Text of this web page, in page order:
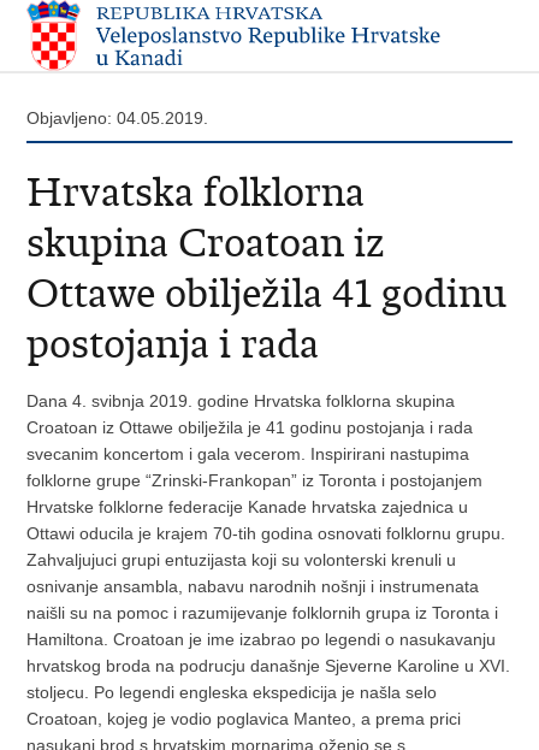
Objavljeno: 04.05.2019.
Hrvatska folklorna
skupina Croatoan iz
Ottawe obilježila 41 godinu
postojanja i rada
Dana 4. svibnja 2019. godine Hrvatska folklorna skupina
Croatoan iz Ottawe obilježila je 41 godinu postojanja i rada
svecanim koncertom i gala vecerom. Inspirirani nastupima
folklorne grupe “Zrinski-Frankopan” iz Toronta i postojanjem
Hrvatske folklorne federacije Kanade hrvatska zajednica u
Ottawi oducila je krajem 70-tih godina osnovati folklornu grupu.
Zahvaljujuci grupi entuzijasta koji su volonterski krenuli u
osnivanje ansambla, nabavu narodnih nošnji i instrumenata
naišli su na pomoc i razumijevanje folklornih grupa iz Toronta i
Hamiltona. Croatoan je ime izabrao po legendi o nasukavanju
hrvatskog broda na podrucju današnje Sjeverne Karoline u XVI.
stoljecu. Po legendi engleska ekspedicija je našla selo
Croatoan, kojeg je vodio poglavica Manteo, a prema prici
nasukani brod s hrvatskim mornarima oženio se s